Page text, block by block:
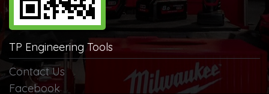
TP Engineering Tools
Contact Us
Facebook